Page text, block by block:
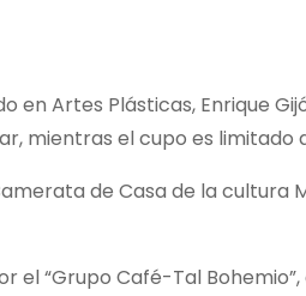
Artes Plásticas, Enrique
mientras el cupo es limitado
de Casa de la
el “Grupo Café-Tal